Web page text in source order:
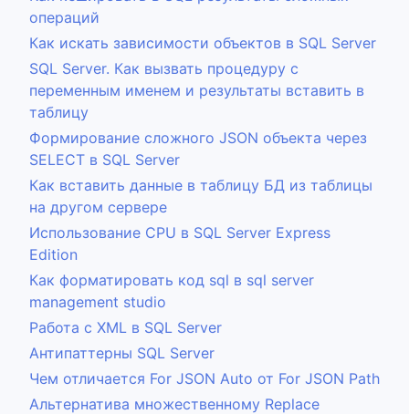
операций
Как искать зависимости объектов в SQL Server
SQL Server. Как вызвать процедуру с
переменным именем и результаты вставить в
таблицу
Формирование сложного JSON объекта через
SELECT в SQL Server
Как вставить данные в таблицу БД из таблицы
на другом сервере
Использование CPU в SQL Server Express
Edition
Как форматировать код sql в sql server
management studio
Работа с XML в SQL Server
Антипаттерны SQL Server
Чем отличается For JSON Auto от For JSON Path
Альтернатива множественному Replace